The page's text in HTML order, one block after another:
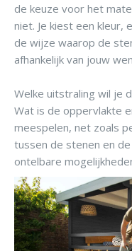
de keuze voor het
niet. Je kiest een kleur,
de wijze waarop de
afhankelijk van jouw
Welke uitstraling wil je
Wat is de oppervlakte
meespelen, net zoals
tussen de stenen en
ontelbare